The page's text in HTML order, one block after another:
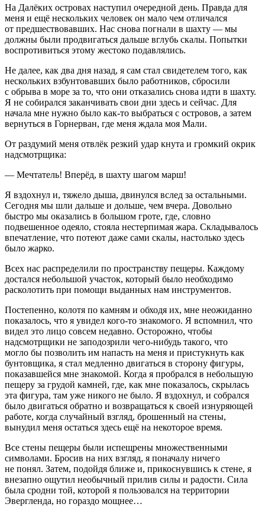
На Далёких островах наступил очередной день. Правда для
меня и ещё нескольких человек он мало чем отличался
от предшествовавших. Нас снова погнали в шахту — мы
должны были продвигаться дальше вглубь скалы. Попытки
воспротивиться этому жестоко подавлялись.
Не далее, как два дня назад, я сам стал свидетелем того, как
нескольких взбунтовавших было работников, сбросили
с обрыва в море за то, что они отказались снова идти в шахту.
Я не собирался заканчивать свои дни здесь и сейчас. Для
начала мне нужно было как-то выбраться с островов, а затем
вернуться в Горнерван, где меня ждала моя Мали.
От раздумий меня отвлёк резкий удар кнута и громкий окрик
надсмотрщика:
— Мечтатель! Вперёд, в шахту шагом марш!
Я вздохнул и, тяжело дыша, двинулся вслед за остальными.
Сегодня мы шли дальше и дольше, чем вчера. Довольно
быстро мы оказались в большом гроте, где, словно
подвешенное одеяло, стояла нестерпимая жара. Складывалось
впечатление, что потеют даже сами скалы, настолько здесь
было жарко.
Всех нас распределили по пространству пещеры. Каждому
достался небольшой участок, который было необходимо
расколотить при помощи выданных нам инструментов.
Постепенно, колотя по камням и обходя их, мне неожиданно
показалось, что я увидел кого-то знакомого. Я вспомнил, что
видел это лицо совсем недавно. Осторожно, чтобы
надсмотрщики не заподозрили чего-нибудь такого, что
могло бы позволить им напасть на меня и пристукнуть как
бунтовщика, я стал медленно двигаться в сторону фигуры,
показавшейся мне знакомой. Когда я пробрался в небольшую
пещеру за грудой камней, где, как мне показалось, скрылась
эта фигура, там уже никого не было. Я вздохнул, и собрался
было двигаться обратно и возвращаться к своей изнуряющей
работе, когда случайный взгляд, брошенный на стены,
вынудил меня остаться здесь ещё на некоторое время.
Все стены пещеры были испещрены множественными
символами. Бросив на них взгляд, я поначалу ничего
не понял. Затем, подойдя ближе и, прикоснувшись к стене, я
внезапно ощутил необычный прилив силы и радости. Сила
была сродни той, которой я пользовался на территории
Эвергленда, но гораздо мощнее…